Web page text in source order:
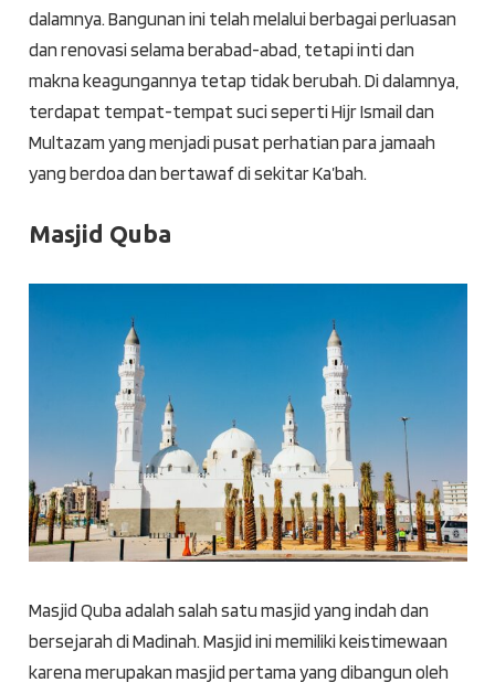
dalamnya. Bangunan ini telah melalui berbagai perluasan
dan renovasi selama berabad-abad, tetapi inti dan
makna keagungannya tetap tidak berubah. Di dalamnya,
terdapat tempat-tempat suci seperti Hijr Ismail dan
Multazam yang menjadi pusat perhatian para jamaah
yang berdoa dan bertawaf di sekitar Ka’bah.
Masjid Quba
Masjid Quba adalah salah satu masjid yang indah dan
bersejarah di Madinah. Masjid ini memiliki keistimewaan
karena merupakan masjid pertama yang dibangun oleh